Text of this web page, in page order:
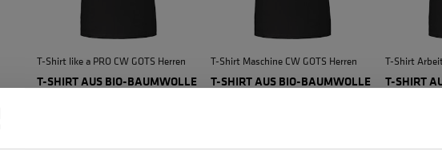
T-Shirt like a PRO CW GOTS Herren
T-SHIRT AUS BIO-BAUMWOLLE
T-Shirt Maschine CW GOTS Herren
T-SHIRT AUS BIO-BAUMWOLLE
T-Shirt
T-SHIRT